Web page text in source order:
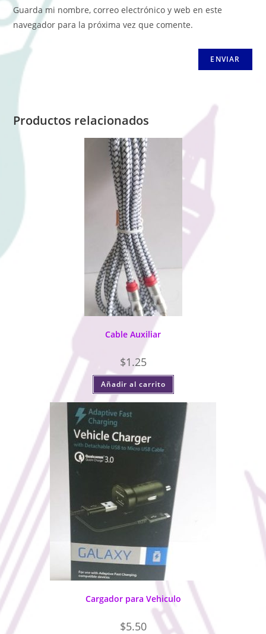
Guarda mi nombre, correo electrónico y web en este
navegador para la próxima vez que comente.
Productos relacionados
Cable Auxiliar
$1.25
Añadir al carrito
Cargador para Vehiculo
$5.50